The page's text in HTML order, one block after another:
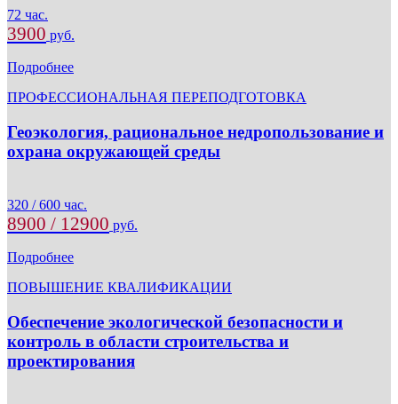
72 час.
3900 руб.
Подробнее
ПРОФЕССИОНАЛЬНАЯ ПЕРЕПОДГОТОВКА
Геоэкология, рациональное недропользование и
охрана окружающей среды
320 / 600 час.
8900 / 12900 руб.
Подробнее
ПОВЫШЕНИЕ КВАЛИФИКАЦИИ
Обеспечение экологической безопасности и
контроль в области строительства и
проектирования